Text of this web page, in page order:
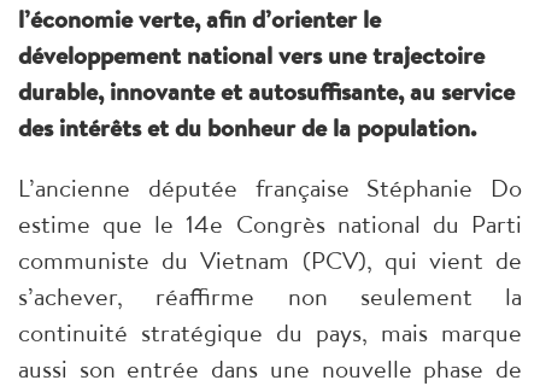
l’économie verte, afin d’orienter le
développement national vers une trajectoire
durable, innovante et autosuffisante, au service
des intérêts et du bonheur de la population.
L’ancienne députée française Stéphanie Do
estime que le 14e Congrès national du Parti
communiste du Vietnam (PCV), qui vient de
s’achever, réaffirme non seulement la
continuité stratégique du pays, mais marque
aussi son entrée dans une nouvelle phase de